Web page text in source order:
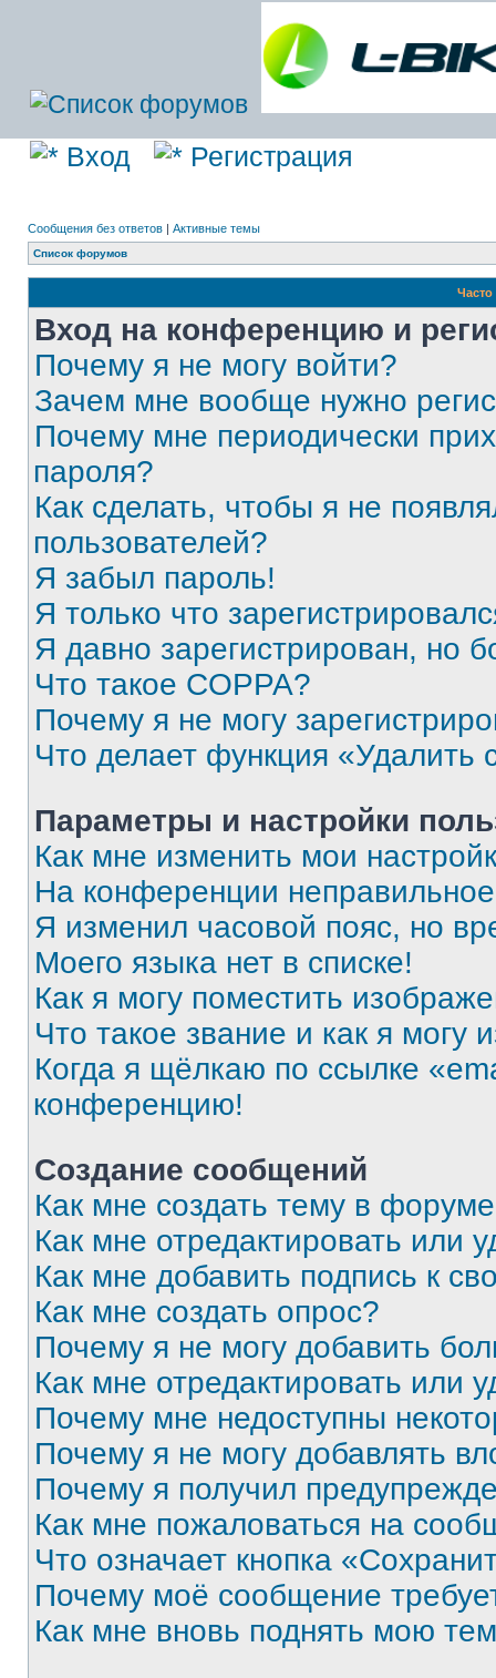
Вход Регистрация
Сообщения без ответов | Активные темы
Список форумов
Вход на конференцию и
Почему я не могу войти?
Зачем мне вообще нужно
Почему мне периодически
пароля?
Как сделать, чтобы я не
пользователей?
Я забыл пароль!
Я только что
Я давно зарегистрирован, но
Что такое COPPA?
Почему я не могу
Что делает функция «Удалить
Параметры и настройки
Как мне изменить мои
На конференции
Я изменил часовой пояс, но
Моего языка нет в списке!
Как я могу поместить
Что такое звание и как я могу
Когда я щёлкаю по ссылке
конференцию!
Создание сообщений
Как мне создать тему в
Как мне отредактировать или
Как мне добавить подпись к
Как мне создать опрос?
Почему я не могу добавить
Как мне отредактировать или
Почему мне недоступны
Почему я не могу добавлять
Почему я получил
Как мне пожаловаться на
Что означает кнопка
Почему моё сообщение
Как мне вновь поднять мою